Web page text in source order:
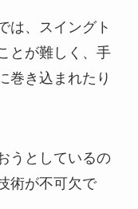
は、スイングト
とが難しく、手
巻き込まれたり
うとしているの
術が不可欠で